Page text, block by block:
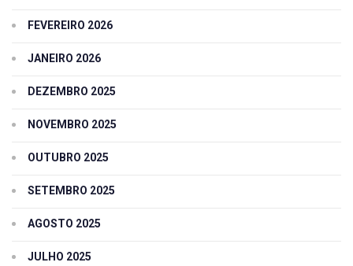
FEVEREIRO 2026
JANEIRO 2026
DEZEMBRO 2025
NOVEMBRO 2025
OUTUBRO 2025
SETEMBRO 2025
AGOSTO 2025
JULHO 2025